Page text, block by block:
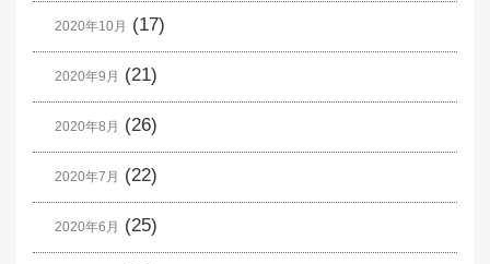
2020年10月 (17)
2020年9月 (21)
2020年8月 (26)
2020年7月 (22)
2020年6月 (25)